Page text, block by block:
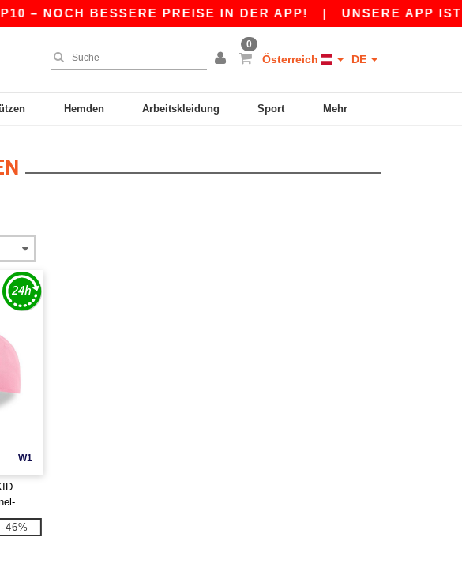
– NOCH BESSERE PREISE IN DER APP!| UNSERE APP IST
0
Österreich DE
Hemden Arbeitskleidung Sport Mehr
W1
-46%